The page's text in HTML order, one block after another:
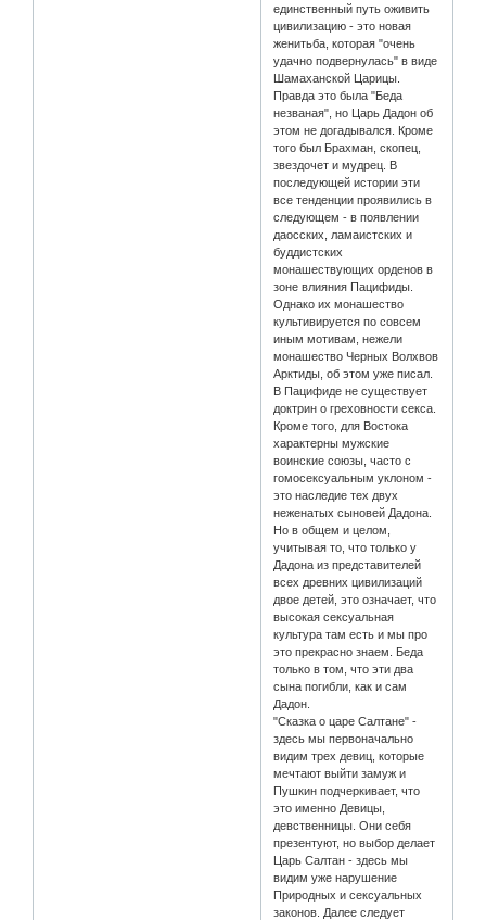
единственный путь оживить
цивилизацию - это новая
женитьба, которая "очень
удачно подвернулась" в виде
Шамаханской Царицы.
Правда это была "Беда
незваная", но Царь Дадон об
этом не догадывался. Кроме
того был Брахман, скопец,
звездочет и мудрец. В
последующей истории эти
все тенденции проявились в
следующем - в появлении
даосских, ламаистских и
буддистских
монашествующих орденов в
зоне влияния Пацифиды.
Однако их монашество
культивируется по совсем
иным мотивам, нежели
монашество Черных Волхвов
Арктиды, об этом уже писал.
В Пацифиде не существует
доктрин о греховности секса.
Кроме того, для Востока
характерны мужские
воинские союзы, часто с
гомосексуальным уклоном -
это наследие тех двух
неженатых сыновей Дадона.
Но в общем и целом,
учитывая то, что только у
Дадона из представителей
всех древних цивилизаций
двое детей, это означает, что
высокая сексуальная
культура там есть и мы про
это прекрасно знаем. Беда
только в том, что эти два
сына погибли, как и сам
Дадон.
"Сказка о царе Салтане" -
здесь мы первоначально
видим трех девиц, которые
мечтают выйти замуж и
Пушкин подчеркивает, что
это именно Девицы,
девственницы. Они себя
презентуют, но выбор делает
Царь Салтан - здесь мы
видим уже нарушение
Природных и сексуальных
законов. Далее следует